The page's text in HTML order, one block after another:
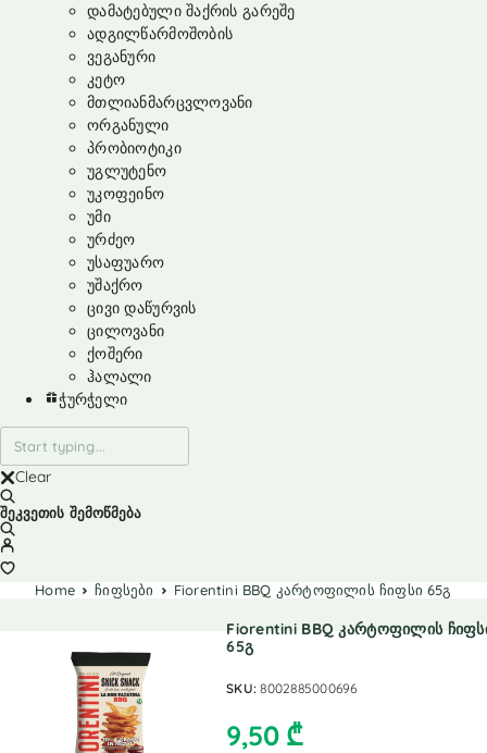
დამატებული შაქრის გარეშე
ადგილწარმოშობის
ვეგანური
კეტო
მთლიანმარცვლოვანი
ორგანული
პრობიოტიკი
უგლუტენო
უკოფეინო
უმი
ურძეო
უსაფუარო
უშაქრო
ცივი დაწურვის
ცილოვანი
ქოშერი
ჰალალი
ჭურჭელი
Clear
შეკვეთის შემოწმება
Home ჩიფსები Fiorentini BBQ კარტოფილის ჩიფსი 65გ
Fiorentini BBQ კარტოფილის
65გ
SKU:8002885000696
9,50 ₾